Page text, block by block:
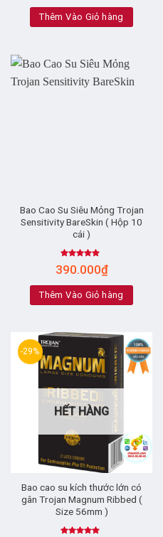
Thêm Vào Giỏ hàng
Bao Cao Su Siêu Mỏng Trojan
Sensitivity BareSkin ( Hộp 10
cái )
Rated5.00
out of 5
390.000₫
Thêm Vào Giỏ hàng
-29%
HẾT HÀNG
Bao cao su kích thước lớn có
gân Trojan Magnum Ribbed (
Size 56mm )